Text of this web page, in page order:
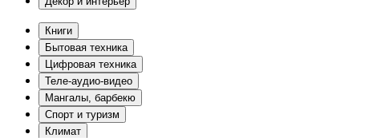
Книги
Бытовая техника
Цифровая техника
Теле-аудио-видео
Мангалы, барбекю
Спорт и туризм
Климат